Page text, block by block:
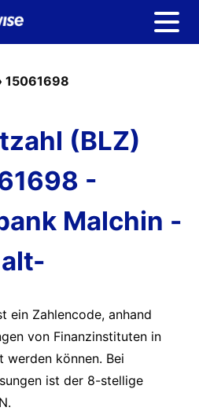
15061698
(BLZ)
-
Malchin -
alt-
ein Zahlencode, anhand
von Finanzinstituten in
können. Bei
ist der 8-stellige